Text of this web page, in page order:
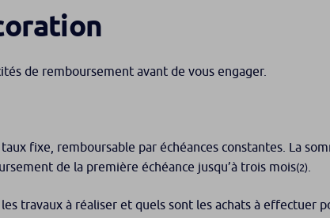
de remboursement avant de vous engager.
fixe, remboursable par échéances constantes. La
de la première échéance jusqu’à trois mois(2)
travaux à réaliser et quels sont les achats à effectuer